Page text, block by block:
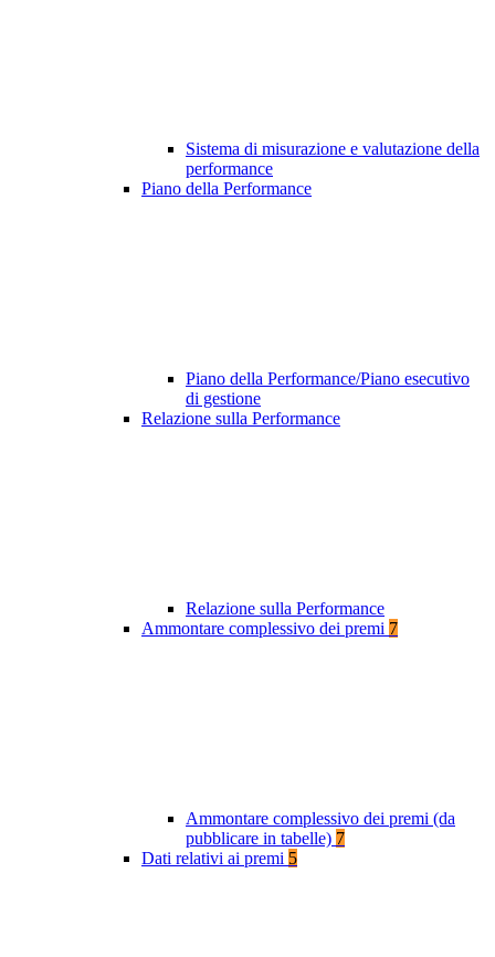
Sistema di misurazione e valutazione della
performance
Piano della Performance
Piano della Performance/Piano esecutivo
di gestione
Relazione sulla Performance
Relazione sulla Performance
Ammontare complessivo dei premi 7
Ammontare complessivo dei premi (da
pubblicare in tabelle) 7
Dati relativi ai premi 5